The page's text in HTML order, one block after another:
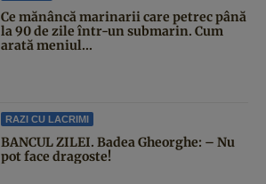
Ce mănâncă marinarii care petrec până
la 90 de zile într-un submarin. Cum
arată meniul...
RAZI CU LACRIMI
BANCUL ZILEI. Badea Gheorghe: – Nu
pot face dragoste!